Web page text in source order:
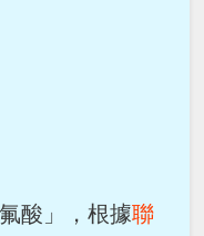
酸」，根據聯